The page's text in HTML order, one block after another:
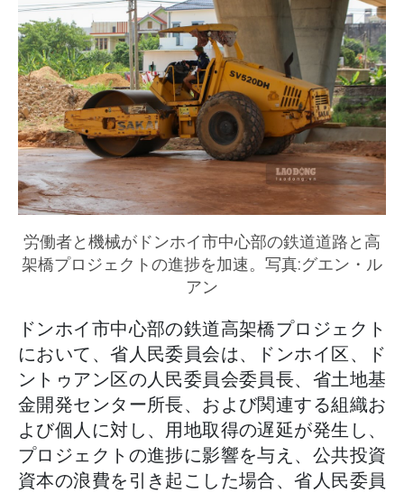
労働者と機械がドンホイ市中心部の鉄道道路と高
架橋プロジェクトの進捗を加速。写真:グエン・ル
アン
ドンホイ市中心部の鉄道高架橋プロジェクト
において、省人民委員会は、ドンホイ区、ド
ントゥアン区の人民委員会委員長、省土地基
金開発センター所長、および関連する組織お
よび個人に対し、用地取得の遅延が発生し、
プロジェクトの進捗に影響を与え、公共投資
資本の浪費を引き起こした場合、省人民委員